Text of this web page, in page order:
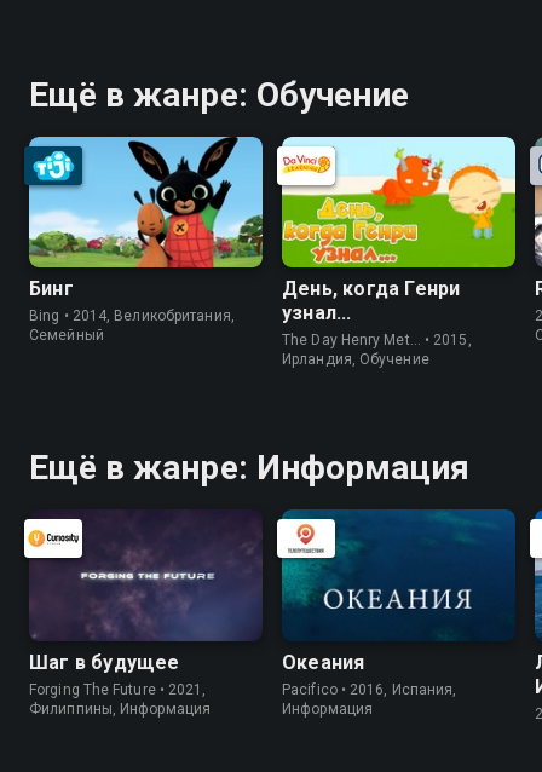
Ещё в жанре: Обучение
Бинг
Bing • 2014, Великобритания,
Cемейный
День, когда Генри
узнал...
The Day Henry Met… • 2015,
Ирландия, Обучение
Ещё в жанре: Информация
Шаг в будущее
Forging The Future • 2021,
Филиппины, Информация
Океания
Pacifico • 2016, Испания,
Информация